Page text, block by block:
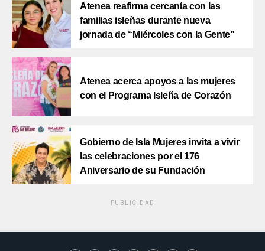
Atenea reafirma cercanía con las
familias isleñas durante nueva
jornada de “Miércoles con la Gente”
Atenea acerca apoyos a las mujeres
con el Programa Isleña de Corazón
Gobierno de Isla Mujeres invita a vivir
las celebraciones por el 176
Aniversario de su Fundación
PUBLICIDAD